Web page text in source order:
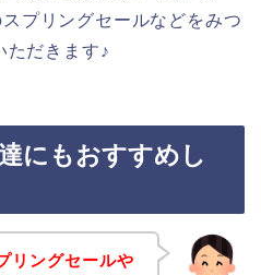
プリングセールなどをみつ
ただきます♪
にもおすすめし
リングセールや